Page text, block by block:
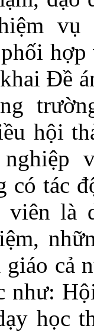
Đề
hội
có tác
là
cả
như:
học